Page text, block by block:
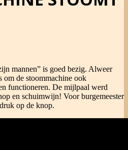
mannen” is goed bezig. Alweer
om de stoommachine ook
functioneren. De mijlpaal werd
en schuimwijn! Voor burgemeester
op de knop.